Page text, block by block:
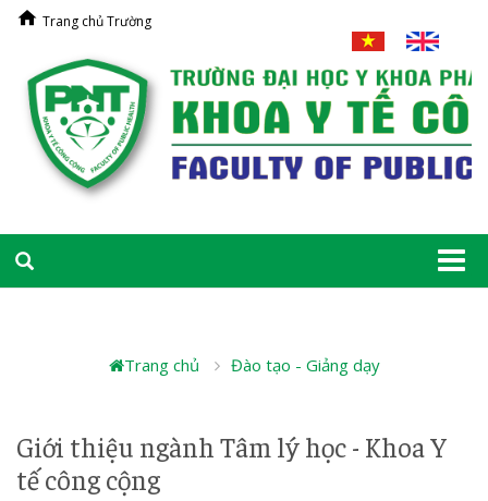
Trang chủ Trường
Trang chủ Đào tạo - Giảng dạy
Giới thiệu ngành Tâm lý học - Khoa Y
tế công cộng